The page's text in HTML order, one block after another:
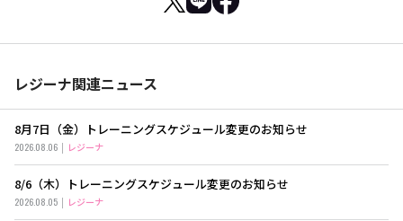
レジーナ関連ニュース
8月7日（金）トレーニングスケジュール変更のお知らせ
2026.08.06 レジーナ
8/6（木）トレーニングスケジュール変更のお知らせ
2026.08.05 レジーナ